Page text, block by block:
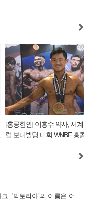
인] 이흥수 약사, 세계적 내추
빌딩 대회 WNBF 홍콩서 '마
빅토리아 하버, 빅토리아 피크, 빅토리아 파크. '빅토리아’의 이름은 어떻게 온 걸까? - [이승권 원장의 생활칼럼]